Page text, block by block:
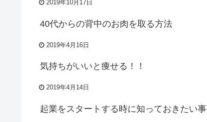
2019年10月17日
40代からの背中のお肉を取る方法
2019年4月16日
気持ちがいいと痩せる！！
2019年4月14日
起業をスタートする時に知っておきたい事